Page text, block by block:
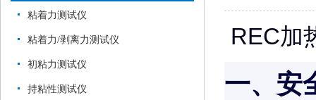
粘着力测试仪
粘着力/剥离力测试仪
初粘力测试仪
持粘性测试仪
REC加
一、安